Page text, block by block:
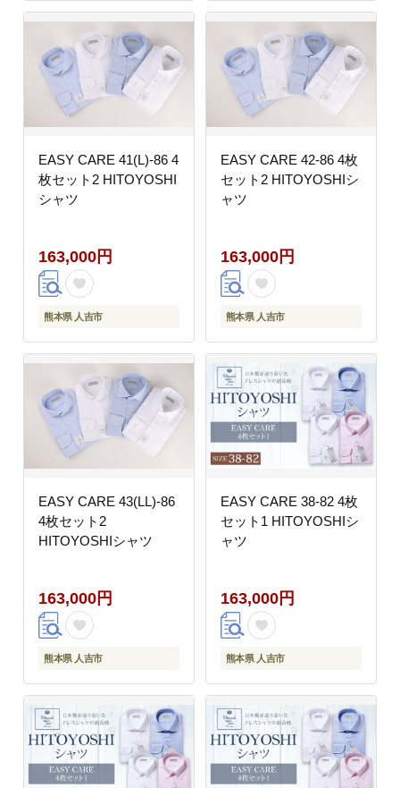
EASY CARE 41(L)-86 4
枚セット2 HITOYOSHI
シャツ
163,000円
熊本県 人吉市
EASY CARE 42-86 4枚
セット2 HITOYOSHIシ
ャツ
163,000円
熊本県 人吉市
EASY CARE 43(LL)-86
4枚セット2
HITOYOSHIシャツ
163,000円
熊本県 人吉市
EASY CARE 38-82 4枚
セット1 HITOYOSHIシ
ャツ
163,000円
熊本県 人吉市